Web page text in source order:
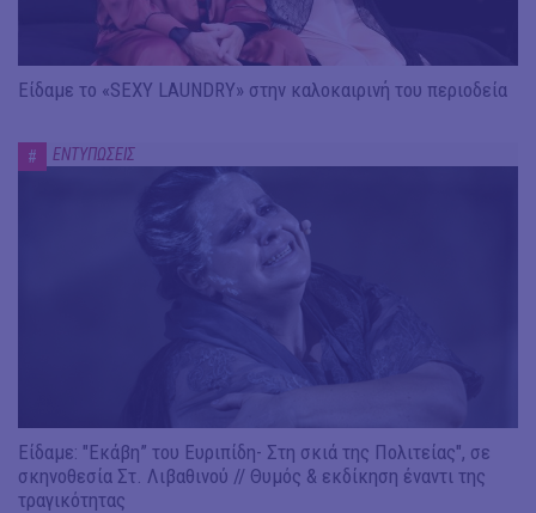
Είδαμε το «SEXY LAUNDRY» στην καλοκαιρινή του περιοδεία
# ΕΝΤΥΠΩΣΕΙΣ
Είδαμε: "Εκάβη” του Ευριπίδη- Στη σκιά της Πολιτείας", σε
σκηνοθεσία Στ. Λιβαθινού // Θυμός & εκδίκηση έναντι της
τραγικότητας